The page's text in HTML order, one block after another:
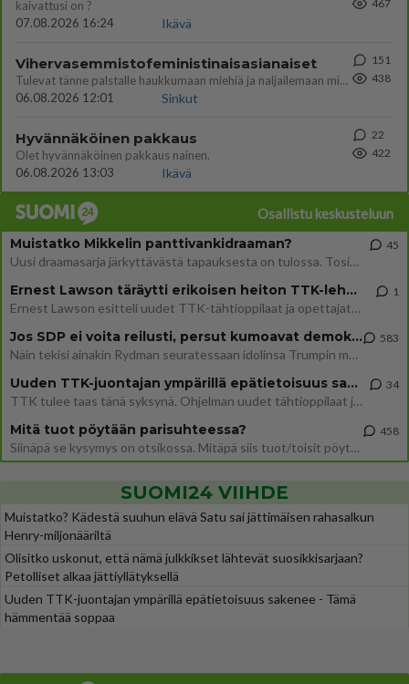
kaivattusi on ?
07.08.2026 16:24
Ikävä
467
Vihervasemmistofeministinaisasianaiset
Tulevat tänne palstalle haukkumaan miehiä ja naljailemaan miehelle, kehuvat olevansa heitä parempia. Itse asuvat MIEHE
06.08.2026 12:01
Sinkut
151
438
Hyvännäköinen pakkaus
Olet hyvännäköinen pakkaus nainen.
06.08.2026 13:03
Ikävä
22
422
Osallistu keskusteluun
Muistatko Mikkelin panttivankidraaman?
Uusi draamasarja järkyttävästä tapauksesta on tulossa. Tositapahtumiin perustuva sarja ammentaa vuoden 1986 Mikkelin pan
45
Ernest Lawson täräytti erikoisen heiton TTK-lehdistötilaisuudessa: " Onko tässä tarkoituksena...?"
Ernest Lawson esitteli uudet TTK-tähtioppilaat ja opettajat torstaina 6.8. lehdistölle. Tulevalla kaudella on yksi hausk
1
Jos SDP ei voita reilusti, persut kumoavat demokratian Suomesta
Näin tekisi ainakin Rydman seuratessaan idolinsa Trumpin mallia https://www.is.fi/politiikka/art-2000012187244.html
583
Uuden TTK-juontajan ympärillä epätietoisuus sakenee - Nyt MTV hämmentää soppaa
TTK tulee taas tänä syksynä. Ohjelman uudet tähtioppilaat julkistetaan torstaina 6. elokuuta klo 14 alkavassa lehdistö
34
Mitä tuot pöytään parisuhteessa?
Siinäpä se kysymys on otsikossa. Mitäpä siis tuot/toisit pöytään parisuhteessa? Oletko mies vai nainen? Koetko sen mitä
458
SUOMI24 VIIHDE
Muistatko? Kädestä suuhun elävä Satu sai jättimäisen rahasalkun
Henry-miljonääriltä
Olisitko uskonut, että nämä julkkikset lähtevät suosikkisarjaan?
Petolliset alkaa jättiyllätyksellä
Uuden TTK-juontajan ympärillä epätietoisuus sakenee - Tämä
hämmentää soppaa